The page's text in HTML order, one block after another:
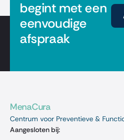
begint met een
eenvoudige
afspraak
MenaCura
Centrum voor Preventieve &
Aangesloten bij: